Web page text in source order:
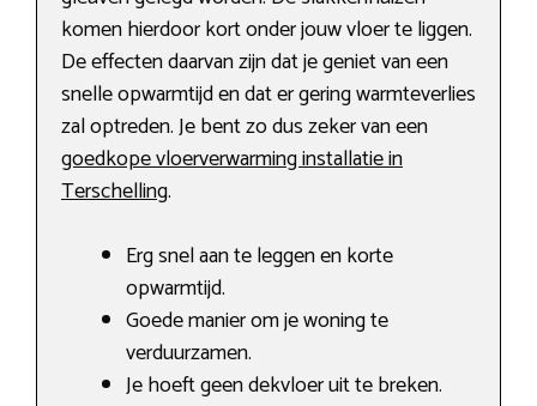
komen hierdoor kort onder jouw vloer te liggen.
De effecten daarvan zijn dat je geniet van een
snelle opwarmtijd en dat er gering warmteverlies
zal optreden. Je bent zo dus zeker van een
goedkope vloerverwarming installatie in
Terschelling.
Erg snel aan te leggen en korte
opwarmtijd.
Goede manier om je woning te
verduurzamen.
Je hoeft geen dekvloer uit te breken.